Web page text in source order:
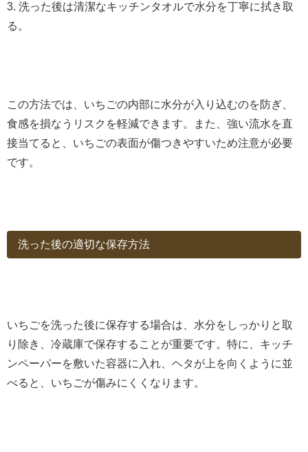
3. 洗った後は清潔なキッチンタオルで水分を丁寧に拭き取
る。
この方法では、いちごの内部に水分が入り込むのを防ぎ、
食感を損なうリスクを軽減できます。また、強い流水を直
接当てると、いちごの表面が傷つきやすいため注意が必要
です。
洗った後の適切な保存方法
いちごを洗った後に保存する場合は、水分をしっかりと取
り除き、冷蔵庫で保存することが重要です。特に、キッチ
ンペーパーを敷いた容器に入れ、ヘタが上を向くように並
べると、いちごが傷みにくくなります。